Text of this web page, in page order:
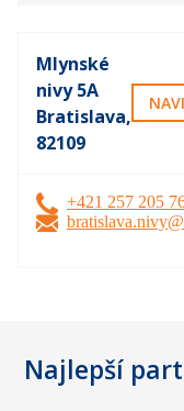
Mlynské
nivy 5A
Bratislava,
82109
+421 257 205
Najlepší